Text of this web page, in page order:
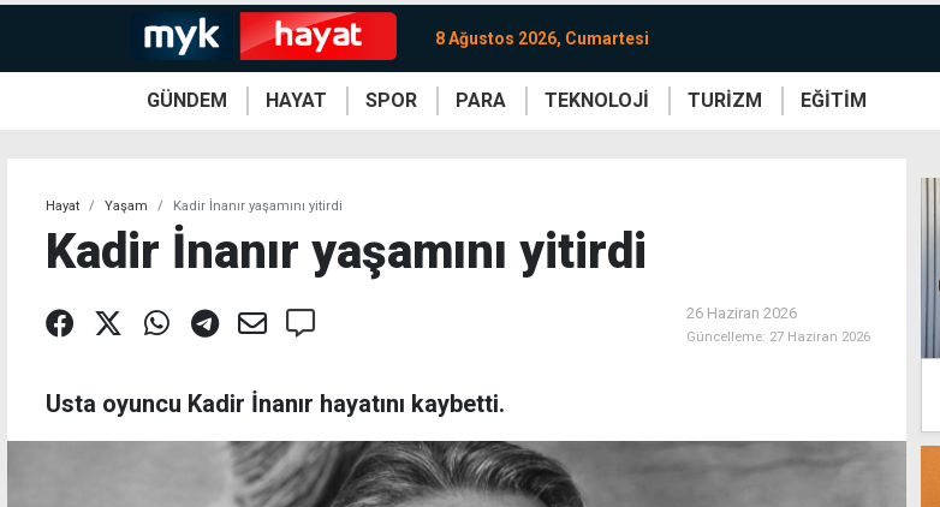
8 Ağustos 2026, Cumartesi
GÜNDEM HAYAT SPOR PARA TEKNOLOJİ TURİZM EĞİTİM
Hayat Yaşam Kadir İnanır yaşamını yitirdi
Kadir İnanır yaşamını yitirdi
26 Haziran 2026
Güncelleme: 27 Haziran 2026
Usta oyuncu Kadir İnanır hayatını kaybetti.